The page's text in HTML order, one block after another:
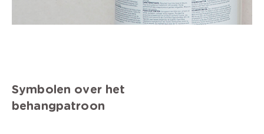
Symbolen over het
behangpatroon